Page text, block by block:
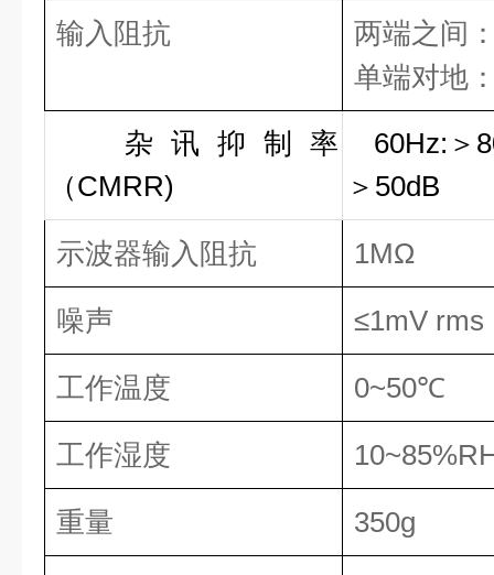
输入阻抗
两端之间
单端对地
杂讯抑制率
（CMRR)
60Hz:＞
＞50dB
示波器输入阻抗 1MΩ
噪声 ≤1mV rms
工作温度 0~50℃
工作湿度
重量 350g